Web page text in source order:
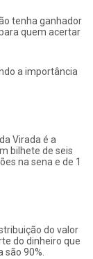
tenha ganhador
quem acertar
a importância
Virada é a
bilhete de seis
na sena e de 1
do valor
do dinheiro que
90%.